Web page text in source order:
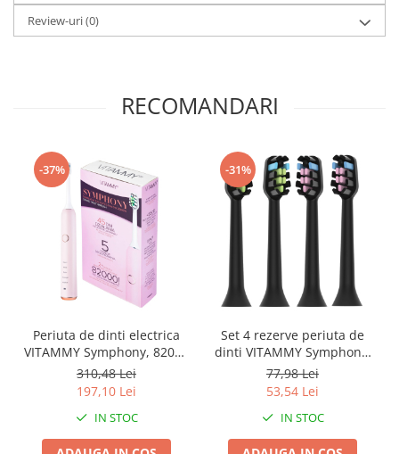
Review-uri(0)
RECOMANDARI
-37%
Periuta de dinti electrica
VITAMMY Symphony, 82000
vibratii/min, 5 moduri de
periaj, Roz, B9071AF-CE
Pink
310,48 Lei
197,10 Lei
IN STOC
-31%
Set 4 rezerve periuta de
dinti VITAMMY Symphony,
Negru, TH1911-4 Black
77,98 Lei
53,54 Lei
IN STOC